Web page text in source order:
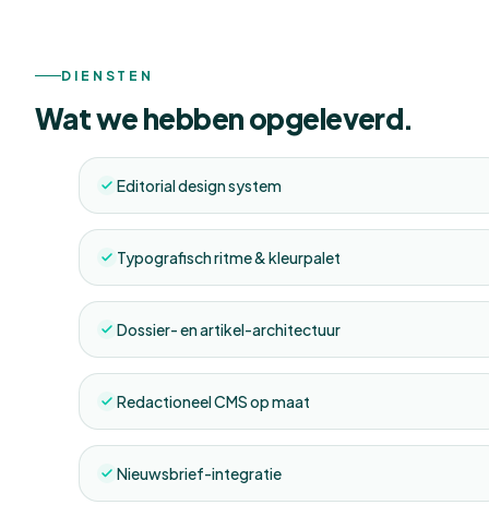
DIENSTEN
Wat we hebben opgeleverd.
Editorial design system
Typografisch ritme & kleurpalet
Dossier- en artikel-architectuur
Redactioneel CMS op maat
Nieuwsbrief-integratie